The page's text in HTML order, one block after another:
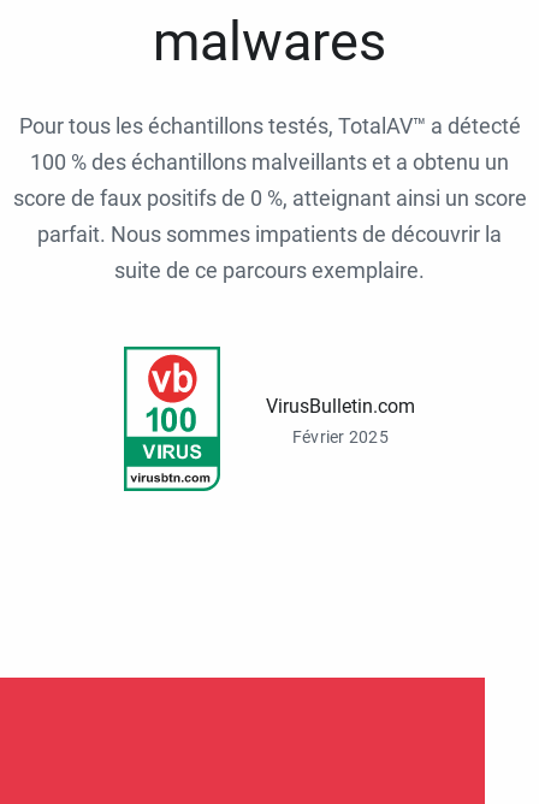
malwares
Pour tous les échantillons testés, TotalAV™ a détecté
100 % des échantillons malveillants et a obtenu un
score de faux positifs de 0 %, atteignant ainsi un score
parfait. Nous sommes impatients de découvrir la
suite de ce parcours exemplaire.
VirusBulletin.com
Février 2025